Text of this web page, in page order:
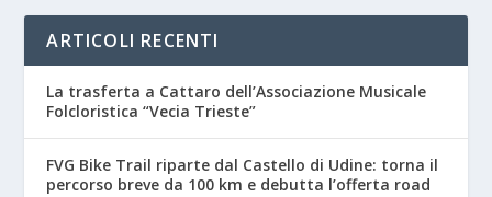
ARTICOLI RECENTI
La trasferta a Cattaro dell’Associazione Musicale
Folcloristica “Vecia Trieste”
FVG Bike Trail riparte dal Castello di Udine: torna il
percorso breve da 100 km e debutta l’offerta road